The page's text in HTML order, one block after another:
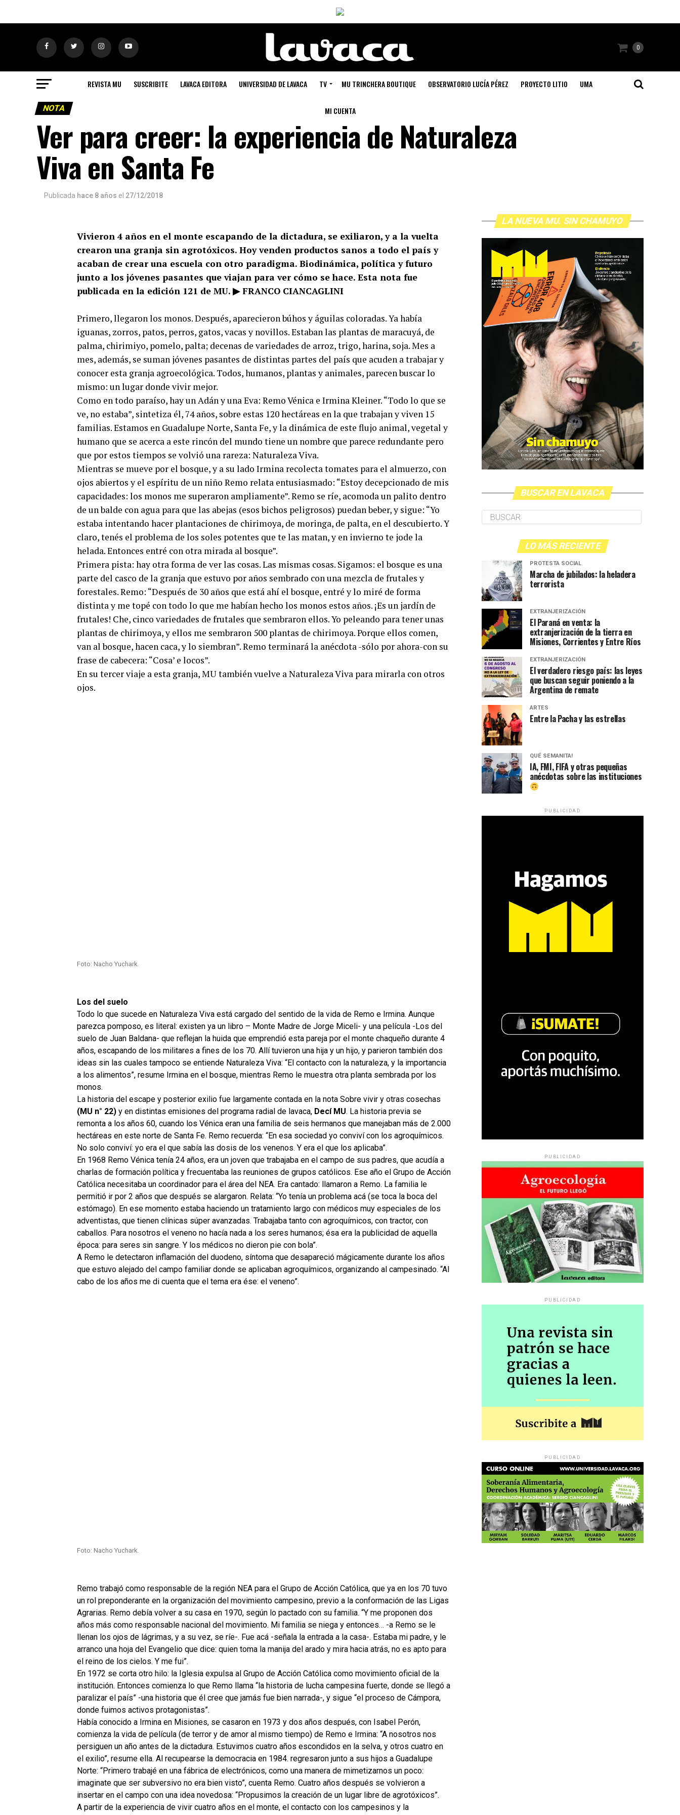
0
REVISTA MU SUSCRIBITE LAVACA EDITORA UNIVERSIDAD DE LAVACA TV MU TRINCHERA BOUTIQUE OBSERVATORIO LUCÍA PÉREZ PROYECTO LITIO UMA
MI CUENTA
NOTA
Ver para creer: la experiencia de Naturaleza
Viva en Santa Fe
Publicada hace 8 años el 27/12/2018
Vivieron 4 años en el monte escapando de la dictadura, se exiliaron, y a la vuelta
crearon una granja sin agrotóxicos. Hoy venden productos sanos a todo el país y
acaban de crear una escuela con otro paradigma. Biodinámica, política y futuro
junto a los jóvenes pasantes que viajan para ver cómo se hace. Esta nota fue
publicada en la edición 121 de MU. ▶ FRANCO CIANCAGLINI
Primero, llegaron los monos. Después, aparecieron búhos y águilas coloradas. Ya había
iguanas, zorros, patos, perros, gatos, vacas y novillos. Estaban las plantas de maracuyá, de
palma, chirimiyo, pomelo, palta; decenas de variedades de arroz, trigo, harina, soja. Mes a
mes, además, se suman jóvenes pasantes de distintas partes del país que acuden a trabajar y
conocer esta granja agroecológica. Todos, humanos, plantas y animales, parecen buscar lo
mismo: un lugar donde vivir mejor.
Como en todo paraíso, hay un Adán y una Eva: Remo Vénica e Irmina Kleiner. “Todo lo que se
ve, no estaba”, sintetiza él, 74 años, sobre estas 120 hectáreas en la que trabajan y viven 15
familias. Estamos en Guadalupe Norte, Santa Fe, y la dinámica de este flujo animal, vegetal y
humano que se acerca a este rincón del mundo tiene un nombre que parece redundante pero
que por estos tiempos se volvió una rareza: Naturaleza Viva.
Mientras se mueve por el bosque, y a su lado Irmina recolecta tomates para el almuerzo, con
ojos abiertos y el espíritu de un niño Remo relata entusiasmado: “Estoy decepcionado de mis
capacidades: los monos me superaron ampliamente”. Remo se ríe, acomoda un palito dentro
de un balde con agua para que las abejas (esos bichos peligrosos) puedan beber, y sigue: “Yo
estaba intentando hacer plantaciones de chirimoya, de moringa, de palta, en el descubierto. Y
claro, tenés el problema de los soles potentes que te las matan, y en invierno te jode la
helada. Entonces entré con otra mirada al bosque”.
Primera pista: hay otra forma de ver las cosas. Las mismas cosas. Sigamos: el bosque es una
parte del casco de la granja que estuvo por años sembrado con una mezcla de frutales y
forestales. Remo: “Después de 30 años que está ahí el bosque, entré y lo miré de forma
distinta y me topé con todo lo que me habían hecho los monos estos años. ¡Es un jardín de
frutales! Che, cinco variedades de frutales que sembraron ellos. Yo peleando para tener unas
plantas de chirimoya, y ellos me sembraron 500 plantas de chirimoya. Porque ellos comen,
van al bosque, hacen caca, y lo siembran”. Remo terminará la anécdota -sólo por ahora-con su
frase de cabecera: “Cosa’ e locos”.
En su tercer viaje a esta granja, MU también vuelve a Naturaleza Viva para mirarla con otros
ojos.
Foto: Nacho Yuchark.
Los del suelo
Todo lo que sucede en Naturaleza Viva está cargado del sentido de la vida de Remo e Irmina. Aunque
parezca pomposo, es literal: existen ya un libro – Monte Madre de Jorge Miceli- y una película -Los del
suelo de Juan Baldana- que reflejan la huida que emprendió esta pareja por el monte chaqueño durante 4
años, escapando de los militares a fines de los 70. Allí tuvieron una hija y un hijo, y parieron también dos
ideas sin las cuales tampoco se entiende Naturaleza Viva: “El contacto con la naturaleza, y la importancia
a los alimentos”, resume Irmina en el bosque, mientras Remo le muestra otra planta sembrada por los
monos.
La historia del escape y posterior exilio fue largamente contada en la nota Sobre vivir y otras cosechas
(MU n° 22) y en distintas emisiones del programa radial de lavaca, Decí MU. La historia previa se
remonta a los años 60, cuando los Vénica eran una familia de seis hermanos que manejaban más de 2.000
hectáreas en este norte de Santa Fe. Remo recuerda: “En esa sociedad yo conviví con los agroquímicos.
No solo conviví: yo era el que sabía las dosis de los venenos. Y era el que los aplicaba”.
En 1968 Remo Vénica tenía 24 años, era un joven que trabajaba en el campo de sus padres, que acudía a
charlas de formación política y frecuentaba las reuniones de grupos católicos. Ese año el Grupo de Acción
Católica necesitaba un coordinador para el área del NEA. Era cantado: llamaron a Remo. La familia le
permitió ir por 2 años que después se alargaron. Relata: “Yo tenía un problema acá (se toca la boca del
estómago). En ese momento estaba haciendo un tratamiento largo con médicos muy especiales de los
adventistas, que tienen clínicas súper avanzadas. Trabajaba tanto con agroquímicos, con tractor, con
caballos. Para nosotros el veneno no hacía nada a los seres humanos; ésa era la publicidad de aquella
época: para seres sin sangre. Y los médicos no dieron pie con bola”.
A Remo le detectaron inflamación del duodeno, síntoma que desapareció mágicamente durante los años
que estuvo alejado del campo familiar donde se aplicaban agroquímicos, organizando al campesinado. “Al
cabo de los años me di cuenta que el tema era ése: el veneno”.
Foto: Nacho Yuchark.
Remo trabajó como responsable de la región NEA para el Grupo de Acción Católica, que ya en los 70 tuvo
un rol preponderante en la organización del movimiento campesino, previo a la conformación de las Ligas
Agrarias. Remo debía volver a su casa en 1970, según lo pactado con su familia. “Y me proponen dos
años más como responsable nacional del movimiento. Mi familia se niega y entonces… -a Remo se le
llenan los ojos de lágrimas, y a su vez, se ríe-. Fue acá -señala la entrada a la casa-. Estaba mi padre, y le
arranco una hoja del Evangelio que dice: quien toma la manija del arado y mira hacia atrás, no es apto para
el reino de los cielos. Y me fui”.
En 1972 se corta otro hilo: la Iglesia expulsa al Grupo de Acción Católica como movimiento oficial de la
institución. Entonces comienza lo que Remo llama “la historia de lucha campesina fuerte, donde se llegó a
paralizar el país” -una historia que él cree que jamás fue bien narrada-, y sigue “el proceso de Cámpora,
donde fuimos activos protagonistas”.
Había conocido a Irmina en Misiones, se casaron en 1973 y dos años después, con Isabel Perón,
comienza la vida de película (de terror y de amor al mismo tiempo) de Remo e Irmina: “A nosotros nos
persiguen un año antes de la dictadura. Estuvimos cuatro años escondidos en la selva, y otros cuatro en
el exilio”, resume ella. Al recupearse la democracia en 1984. regresaron junto a sus hijos a Guadalupe
Norte: “Primero trabajé en una fábrica de electrónicos, como una manera de mimetizarnos un poco:
imaginate que ser subversivo no era bien visto”, cuenta Remo. Cuatro años después se volvieron a
insertar en el campo con una idea novedosa: “Propusimos la creación de un lugar libre de agrotóxicos”.
A partir de la experiencia de vivir cuatro años en el monte, el contacto con los campesinos y la
LA NUEVA MU. SIN CHAMUYO
BUSCAR EN LAVACA
LO MÁS RECIENTE
PROTESTA SOCIAL
Marcha de jubilados: la heladera
terrorista
EXTRANJERIZACIÓN
El Paraná en venta: la
extranjerización de la tierra en
Misiones, Corrientes y Entre Ríos
EXTRANJERIZACIÓN
El verdadero riesgo país: las leyes
que buscan seguir poniendo a la
Argentina de remate
ARTES
Entre la Pacha y las estrellas
QUÉ SEMANITA!
IA, FMI, FIFA y otras pequeñas
anécdotas sobre las instituciones
PUBLICIDAD
PUBLICIDAD
PUBLICIDAD
PUBLICIDAD